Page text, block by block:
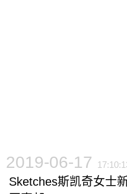
2019-06-17
Sketches斯凯奇女士